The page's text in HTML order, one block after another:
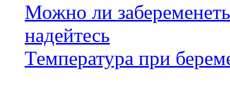
Можно ли
надейтесь
Температура при